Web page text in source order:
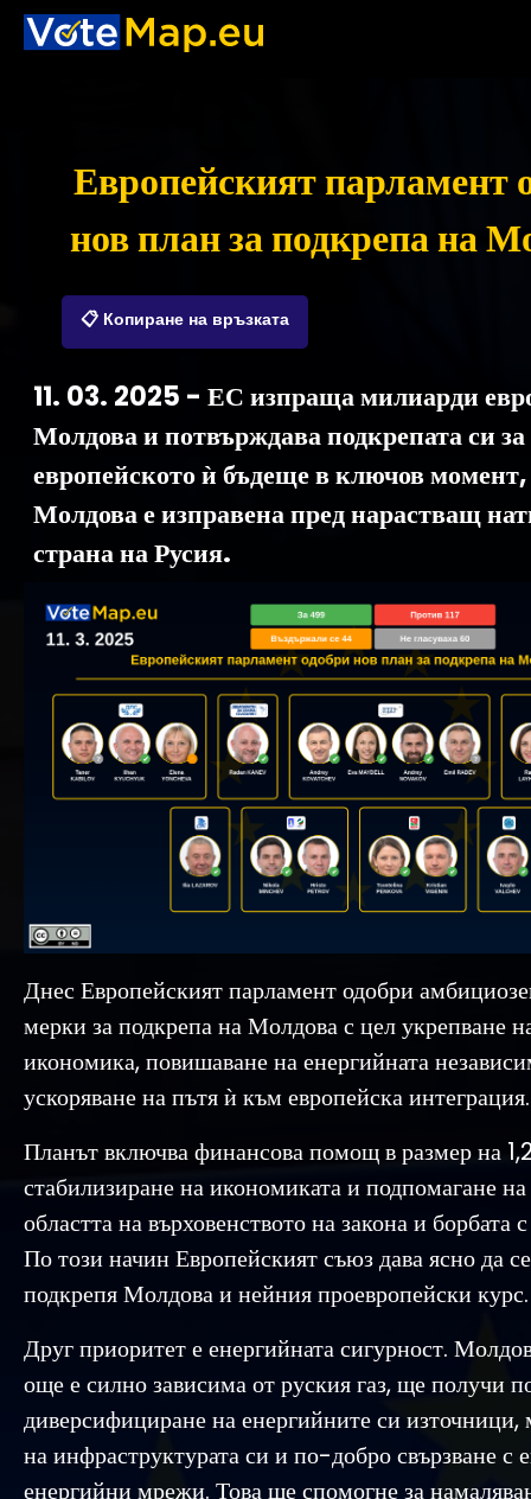
Европейският парламент
нов план за подкрепа на
📋 Копиране на връзката
11. 03. 2025 - ЕС изпраща милиарди
Молдова и потвърждава подкрепата си
европейското ѝ бъдеще в ключов момент,
Молдова е изправена пред нарастващ
страна на Русия.
Днес Европейският парламент одобри
мерки за подкрепа на Молдова с цел укрепване
икономика, повишаване на енергийната
ускоряване на пътя ѝ към европейска интеграция.
Планът включва финансова помощ в размер на
стабилизиране на икономиката и подпомагане
областта на върховенството на закона и борбата
По този начин Европейският съюз дава ясно да
подкрепя Молдова и нейния проевропейски курс.
Друг приоритет е енергийната сигурност.
още е силно зависима от руския газ, ще получи
диверсифициране на енергийните си източници,
на инфраструктурата си и по-добро свързване с
енергийни мрежи. Това ще спомогне за